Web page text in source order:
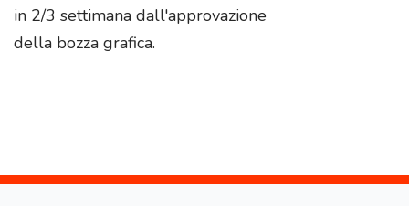
in 2/3 settimana dall'approvazione
della bozza grafica.